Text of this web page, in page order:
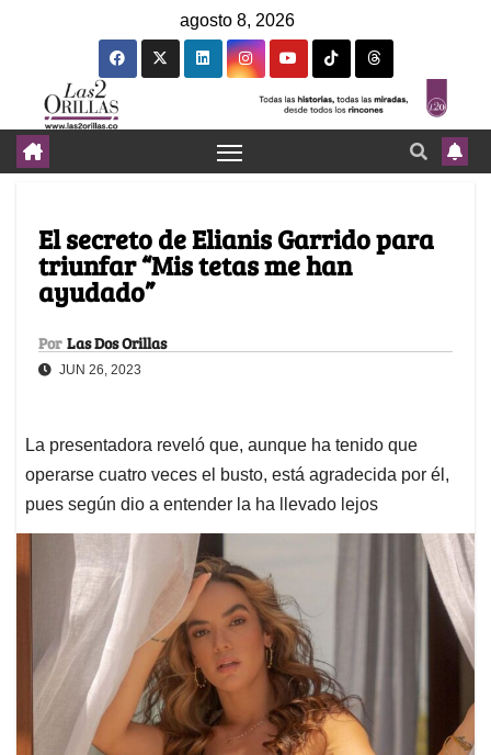
agosto 8, 2026
El secreto de Elianis Garrido para
triunfar “Mis tetas me han
ayudado”
Por Las Dos Orillas
JUN 26, 2023
La presentadora reveló que, aunque ha tenido que
operarse cuatro veces el busto, está agradecida por él,
pues según dio a entender la ha llevado lejos